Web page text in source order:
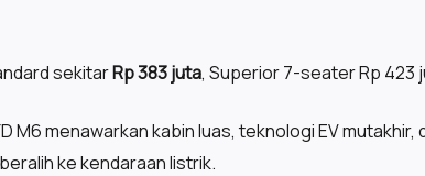
sekitarRp 383 juta, Superior 7-seater Rp 423
M6 menawarkan kabin luas, teknologi EV
ke kendaraan listrik.